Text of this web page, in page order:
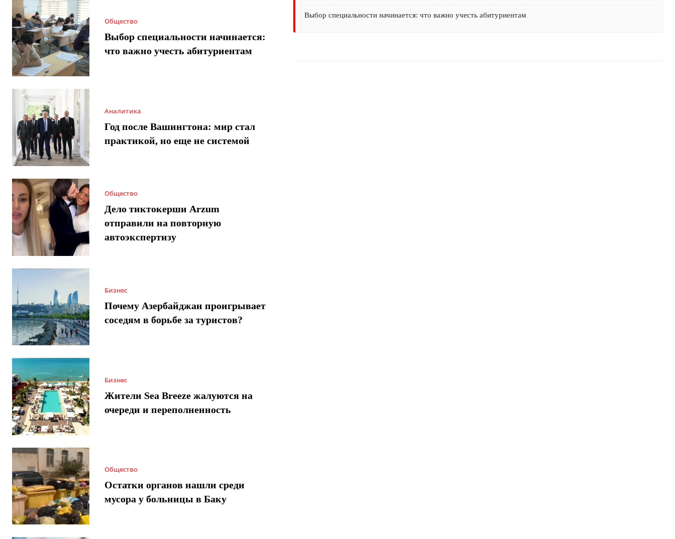
Общество
Выбор специальности начинается:
что важно учесть абитуриентам
Аналитика
Год после Вашингтона: мир стал
практикой, но еще не системой
Общество
Дело тиктокерши Arzum
отправили на повторную
автоэкспертизу
Бизнес
Почему Азербайджан проигрывает
соседям в борьбе за туристов?
Бизнес
Жители Sea Breeze жалуются на
очереди и переполненность
Общество
Остатки органов нашли среди
мусора у больницы в Баку
Выбор специальности начинается: что важно учесть абитуриентам